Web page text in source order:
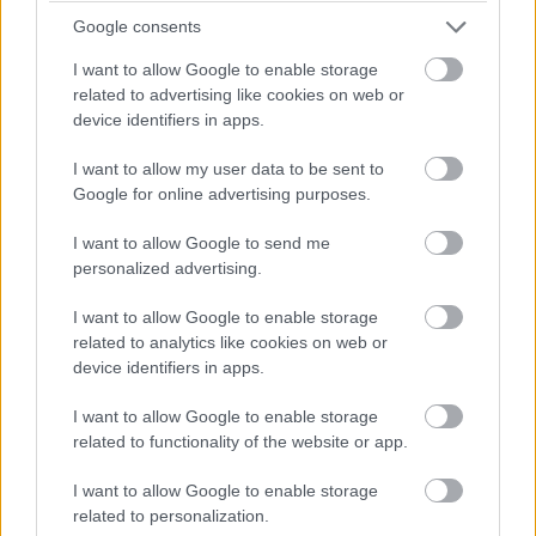
Google consents
I want to allow Google to enable storage
related to advertising like cookies on web or
device identifiers in apps.
I want to allow my user data to be sent to
Google for online advertising purposes.
I want to allow Google to send me
personalized advertising.
I want to allow Google to enable storage
related to analytics like cookies on web or
device identifiers in apps.
I want to allow Google to enable storage
related to functionality of the website or app.
I want to allow Google to enable storage
related to personalization.
vendégeskedett a napokban, ahol először beszélt a
történetére is. Mint kiderült, a The Book of Boba Fett a
bejelentett kétThe Mandalorian spin-off
immáron a harmadik önálló sorozat lesz, ami a
fősorozat idővonalán játszódik majd. Ahogyan arról már
korábban is lehetett tudni, a széria forgatása már
elkezdődött, és Favreau most azt is elárulta, hogy a The
fognak nekiállni. Mivel a Boba Fett-sorozat 2021
decemberében érkezik, valószínűleg ez azt jelenti, hogy
jövőre nem tér vissza Pedro Pascal már jól bejáratott
fejvadásza.
szerint The Book of Boba Fett az antihős fejvadászt
megformáló Temuera Morrison és új partnerét, a Fennec